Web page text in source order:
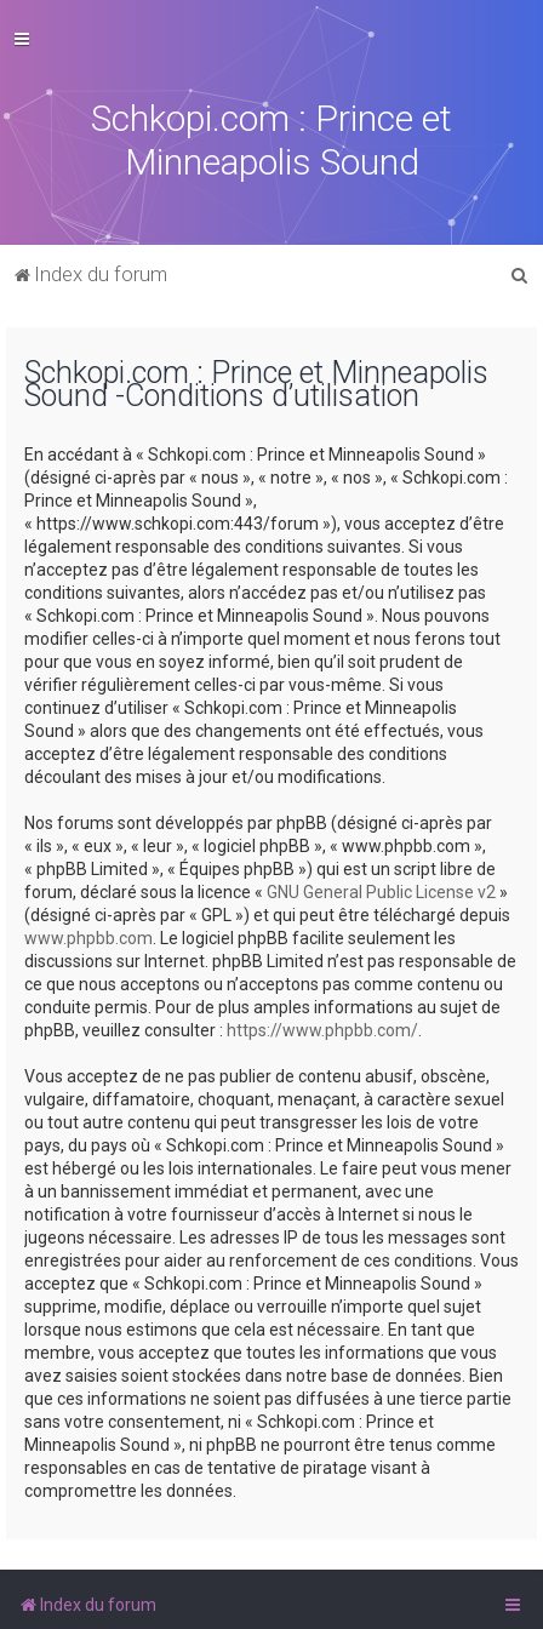
Schkopi.com : Prince et
Minneapolis Sound
Index du forum
Schkopi.com : Prince et Minneapolis
Sound -Conditions d’utilisation
En accédant à « Schkopi.com : Prince et Minneapolis Sound »
(désigné ci-après par « nous », « notre », « nos », « Schkopi.com :
Prince et Minneapolis Sound »,
« https://www.schkopi.com:443/forum »), vous acceptez d’être
légalement responsable des conditions suivantes. Si vous
n’acceptez pas d’être légalement responsable de toutes les
conditions suivantes, alors n’accédez pas et/ou n’utilisez pas
« Schkopi.com : Prince et Minneapolis Sound ». Nous pouvons
modifier celles-ci à n’importe quel moment et nous ferons tout
pour que vous en soyez informé, bien qu’il soit prudent de
vérifier régulièrement celles-ci par vous-même. Si vous
continuez d’utiliser « Schkopi.com : Prince et Minneapolis
Sound » alors que des changements ont été effectués, vous
acceptez d’être légalement responsable des conditions
découlant des mises à jour et/ou modifications.
Nos forums sont développés par phpBB (désigné ci-après par
« ils », « eux », « leur », « logiciel phpBB », « www.phpbb.com »,
« phpBB Limited », « Équipes phpBB ») qui est un script libre de
forum, déclaré sous la licence « GNU General Public License v2 »
(désigné ci-après par « GPL ») et qui peut être téléchargé depuis
www.phpbb.com . Le logiciel phpBB facilite seulement les
discussions sur Internet. phpBB Limited n’est pas responsable de
ce que nous acceptons ou n’acceptons pas comme contenu ou
conduite permis. Pour de plus amples informations au sujet de
phpBB, veuillez consulter : https://www.phpbb.com/
Vous acceptez de ne pas publier de contenu abusif, obscène,
vulgaire, diffamatoire, choquant, menaçant, à caractère sexuel
ou tout autre contenu qui peut transgresser les lois de votre
pays, du pays où « Schkopi.com : Prince et Minneapolis Sound »
est hébergé ou les lois internationales. Le faire peut vous mener
à un bannissement immédiat et permanent, avec une
notification à votre fournisseur d’accès à Internet si nous le
jugeons nécessaire. Les adresses IP de tous les messages sont
enregistrées pour aider au renforcement de ces conditions. Vous
acceptez que « Schkopi.com : Prince et Minneapolis Sound »
supprime, modifie, déplace ou verrouille n’importe quel sujet
lorsque nous estimons que cela est nécessaire. En tant que
membre, vous acceptez que toutes les informations que vous
avez saisies soient stockées dans notre base de données. Bien
que ces informations ne soient pas diffusées à une tierce partie
sans votre consentement, ni « Schkopi.com : Prince et
Minneapolis Sound », ni phpBB ne pourront être tenus comme
responsables en cas de tentative de piratage visant à
compromettre les données.
Index du forum